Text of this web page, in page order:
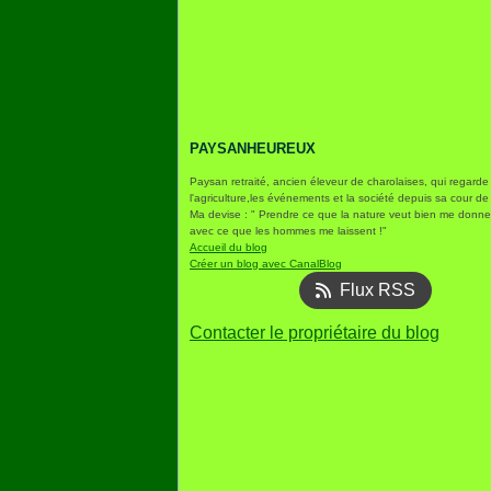
PAYSANHEUREUX
Paysan retraité, ancien éleveur de charolaises, qui regarde
l'agriculture,les événements et la société depuis sa cour de
Ma devise : " Prendre ce que la nature veut bien me
avec ce que les hommes me laissent !"
Accueil du blog
Créer un blog avec CanalBlog
Flux RSS
Contacter le propriétaire du blog